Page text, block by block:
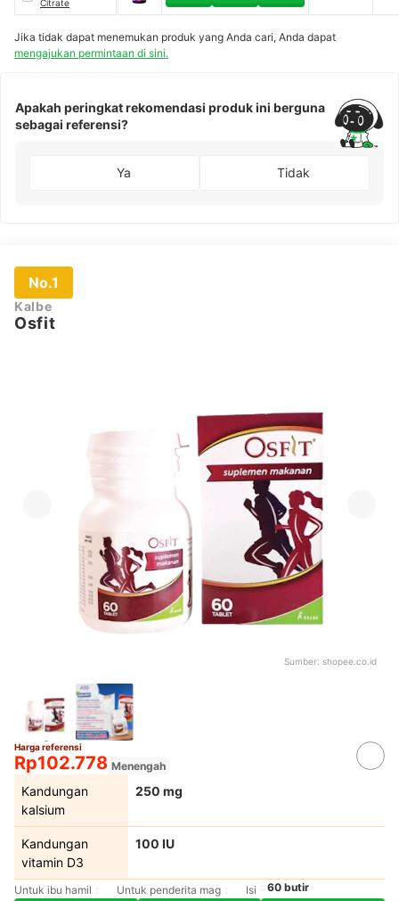
Citrate
Jika tidak dapat menemukan produk yang Anda cari, Anda dapat
mengajukan permintaan di sini.
Apakah peringkat rekomendasi produk ini berguna
sebagai referensi?
Ya Tidak
No.1
Kalbe
Osfit
Sumber: shopee.co.id
Harga referensi
Rp102.778 Menengah
Kandungan
kalsium
250 mg
Kandungan
vitamin D3
100 IU
Untuk ibu hamil Untuk penderita mag Isi 60 butir